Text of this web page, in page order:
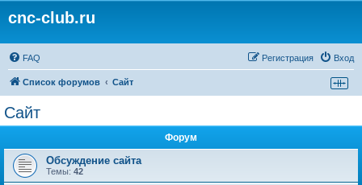
cnc-club.ru
FAQ Вход
Регистрация
Список форумов Сайт
Сайт
Форум
Обсуждение сайта
Темы: 42